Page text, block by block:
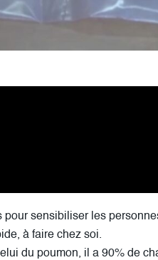
pour sensibiliser les
à faire chez soi.
du poumon, il a 90% de